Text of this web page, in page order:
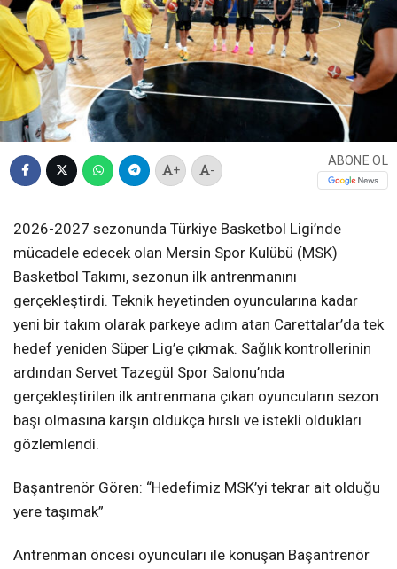
+ -
ABONE OL
2026-2027 sezonunda Türkiye Basketbol Ligi’nde
mücadele edecek olan Mersin Spor Kulübü (MSK)
Basketbol Takımı, sezonun ilk antrenmanını
gerçekleştirdi. Teknik heyetinden oyuncularına kadar
yeni bir takım olarak parkeye adım atan Carettalar’da tek
hedef yeniden Süper Lig’e çıkmak. Sağlık kontrollerinin
ardından Servet Tazegül Spor Salonu’nda
gerçekleştirilen ilk antrenmana çıkan oyuncuların sezon
başı olmasına karşın oldukça hırslı ve istekli oldukları
gözlemlendi.
Başantrenör Gören: “Hedefimiz MSK’yi tekrar ait olduğu
yere taşımak”
Antrenman öncesi oyuncuları ile konuşan Başantrenör